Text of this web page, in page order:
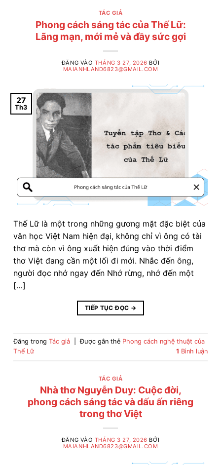
TÁC GIẢ
Phong cách sáng tác của Thế Lữ:
Lãng mạn, mới mẻ và đầy sức gợi
ĐĂNG VÀO THÁNG 3 27, 2026 BỞI
MAIANHLAND6823@GMAIL.COM
27
Th3
Thế Lữ là một trong những gương mặt đặc biệt của
văn học Việt Nam hiện đại, không chỉ vì ông có tài
thơ mà còn vì ông xuất hiện đúng vào thời điểm
thơ Việt đang cần một lối đi mới. Nhắc đến ông,
người đọc nhớ ngay đến Nhớ rừng, nhớ đến một
[…]
TIẾP TỤC ĐỌC →
Đăng trong Tác giả Được gắn thẻ Phong cách nghệ thuật của
Thế Lữ
1 Bình luận
TÁC GIẢ
Nhà thơ Nguyễn Duy: Cuộc đời,
phong cách sáng tác và dấu ấn riêng
trong thơ Việt
ĐĂNG VÀO THÁNG 3 27, 2026 BỞI
MAIANHLAND6823@GMAIL.COM